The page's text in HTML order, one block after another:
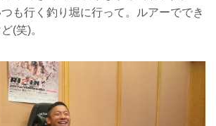
も行く釣り堀に行って。ルアーででき
(笑)。